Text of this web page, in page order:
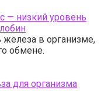
— низкий уровень
железа в организме,
обмене.
для организма